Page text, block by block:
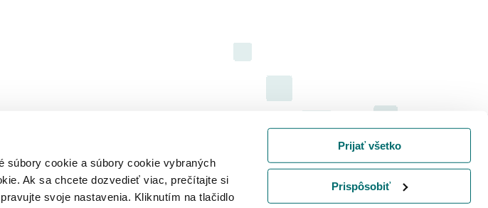
súbory cookie a súbory cookie vybraných
Ak sa chcete dozvedieť viac, prečítajte si
svoje nastavenia. Kliknutím na tlačidlo
Prijať všetko
Prispôsobiť